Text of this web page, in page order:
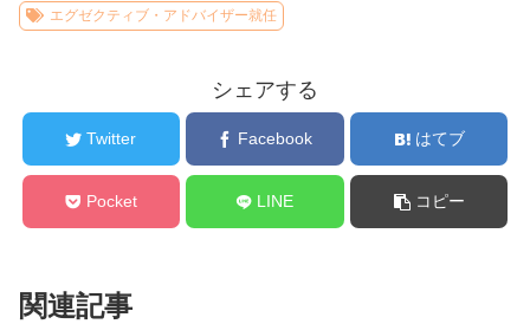
エグゼクティブ・アドバイザー就任
シェアする
Twitter Facebook はてブ
Pocket LINE コピー
関連記事